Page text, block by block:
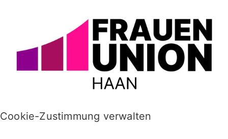
Cookie-Zustimmung verwalten